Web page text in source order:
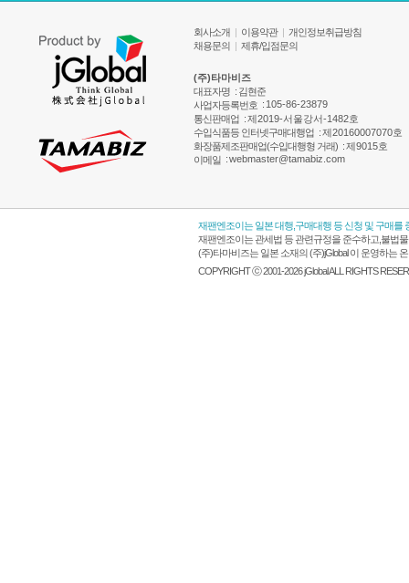
회사소개 이용약관
개인정보취급방침
채용문의
제휴/입점문의
(주)타마비즈
대표자명 : 김현준
사업자등록번호 : 105-86-23879
통신판매업 :제2019-서울강서-1482호
수입식품등 인터넷구매대행업 :제20160007070호
화장품제조판매업(수입대행형 거래) :제9015호
이메일 :webmaster@tamabiz.com
재팬엔조이는 일본 대행,구매대행 등 신청 및 구매
재팬엔조이는 관세법 등 관련규정을 준수하고,불법
(주)타마비즈는 일본 소재의 (주)jGlobal 이 운영하는
COPYRIGHT ⓒ 2001-2026 jGlobal ALL RIGHTS